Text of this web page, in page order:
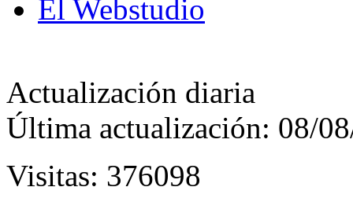
El Webstudio
Actualización diaria
Última actualización: 08/
Visitas: 376098